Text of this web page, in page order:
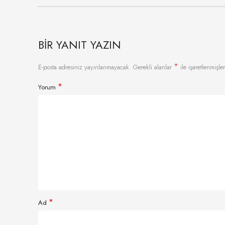
BIR YANIT YAZIN
E-posta adresiniz yayınlanmayacak. Gerekli alanlar * ile
Yorum *
Ad *